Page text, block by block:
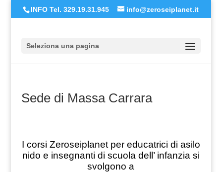
INFO Tel. 329.19.31.945 info@zeroseiplanet.it
Seleziona una pagina
Sede di Massa Carrara
I corsi Zeroseiplanet per educatrici di asilo
nido e insegnanti di scuola dell’ infanzia si
svolgono a